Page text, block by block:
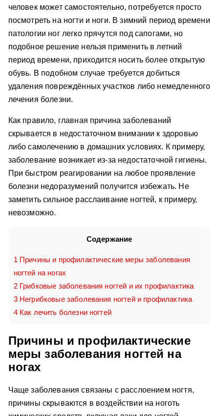
человек может самостоятельно, потребуется просто
посмотреть на ногти и ноги. В зимний период времени
патологии ног легко прячутся под сапогами, но
подобное решение нельзя применить в летний
период времени, приходится носить более открытую
обувь. В подобном случае требуется добиться
удаления повреждённых участков либо немедленного
лечения болезни.
Как правило, главная причина заболеваний
скрывается в недостаточном внимании к здоровью
либо самолечению в домашних условиях. К примеру,
заболевание возникает из-за недостаточной гигиены.
При быстром реагировании на любое проявление
болезни недоразумений получится избежать. Не
заметить сильное расслаивание ногтей, к примеру,
невозможно.
Содержание
1 Причины и профилактические меры заболевания
ногтей на ногах
2Грибковые заболевания ногтей и их профилактика
3Негрибковые заболевания ногтей и профилактика
4Как лечить болезни ногтей
Причины и профилактические
меры заболевания ногтей на
ногах
Чаще заболевания связаны с расслоением ногтя,
причины скрываются в воздействии на ноготь